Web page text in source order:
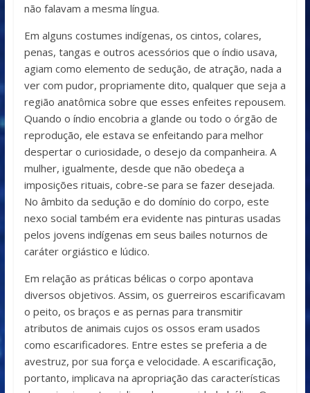
não falavam a mesma língua.
Em alguns costumes indígenas, os cintos, colares,
penas, tangas e outros acessórios que o índio usava,
agiam como elemento de sedução, de atração, nada a
ver com pudor, propriamente dito, qualquer que seja a
região anatômica sobre que esses enfeites repousem.
Quando o índio encobria a glande ou todo o órgão de
reprodução, ele estava se enfeitando para melhor
despertar o curiosidade, o desejo da companheira. A
mulher, igualmente, desde que não obedeça a
imposições rituais, cobre-se para se fazer desejada.
No âmbito da sedução e do domínio do corpo, este
nexo social também era evidente nas pinturas usadas
pelos jovens indígenas em seus bailes noturnos de
caráter orgiástico e lúdico.
Em relação as práticas bélicas o corpo apontava
diversos objetivos. Assim, os guerreiros escarificavam
o peito, os braços e as pernas para transmitir
atributos de animais cujos os ossos eram usados
como escarificadores. Entre estes se preferia a de
avestruz, por sua força e velocidade. A escarificação,
portanto, implicava na apropriação das características